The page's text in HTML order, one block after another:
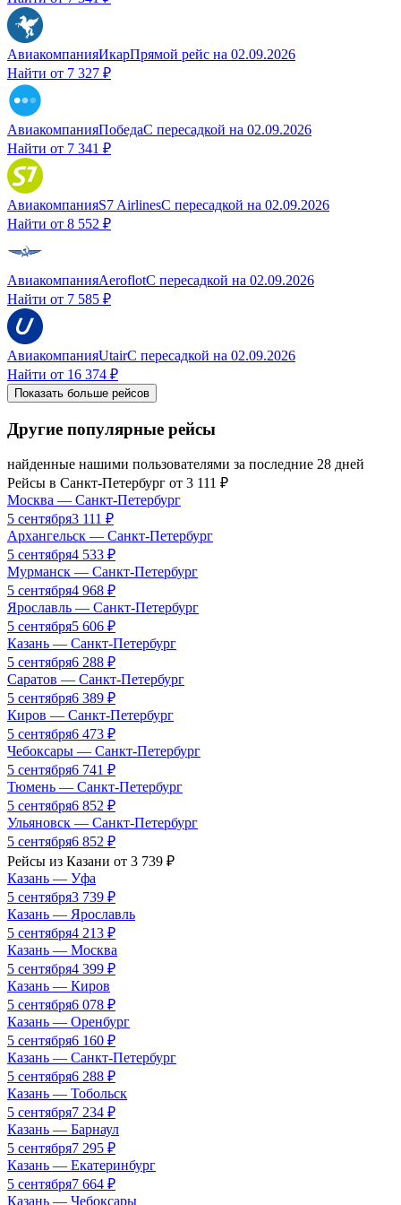
АвиакомпанияИкарПрямой рейс на 02.09.2026
Найти от 7 327 ₽
АвиакомпанияПобедаС пересадкой на 02.09.2026
Найти от 7 341 ₽
АвиакомпанияS7 AirlinesС пересадкой на 02.09.2026
Найти от 8 552 ₽
АвиакомпанияAeroflotС пересадкой на 02.09.2026
Найти от 7 585 ₽
АвиакомпанияUtairС пересадкой на 02.09.2026
Найти от 16 374 ₽
Показать больше рейсов
Другие популярные рейсы
найденные нашими пользователями за последние 28 дней
Рейсы в Санкт-Петербург от 3 111 ₽
Москва — Санкт-Петербург
5 сентября3 111 ₽
Архангельск — Санкт-Петербург
5 сентября4 533 ₽
Мурманск — Санкт-Петербург
5 сентября4 968 ₽
Ярославль — Санкт-Петербург
5 сентября5 606 ₽
Казань — Санкт-Петербург
5 сентября6 288 ₽
Саратов — Санкт-Петербург
5 сентября6 389 ₽
Киров — Санкт-Петербург
5 сентября6 473 ₽
Чебоксары — Санкт-Петербург
5 сентября6 741 ₽
Тюмень — Санкт-Петербург
5 сентября6 852 ₽
Ульяновск — Санкт-Петербург
5 сентября6 852 ₽
Рейсы из Казани от 3 739 ₽
Казань — Уфа
5 сентября3 739 ₽
Казань — Ярославль
5 сентября4 213 ₽
Казань — Москва
5 сентября4 399 ₽
Казань — Киров
5 сентября6 078 ₽
Казань — Оренбург
5 сентября6 160 ₽
Казань — Санкт-Петербург
5 сентября6 288 ₽
Казань — Тобольск
5 сентября7 234 ₽
Казань — Барнаул
5 сентября7 295 ₽
Казань — Екатеринбург
5 сентября7 664 ₽
Казань — Чебоксары